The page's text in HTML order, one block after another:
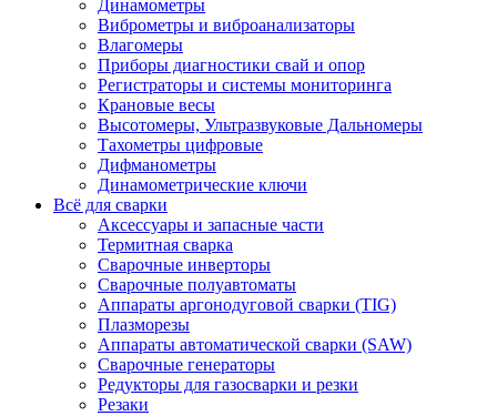
Динамометры
Виброметры и виброанализаторы
Влагомеры
Приборы диагностики свай и опор
Регистраторы и системы мониторинга
Крановые весы
Высотомеры, Ультразвуковые Дальномеры
Тахометры цифровые
Дифманометры
Динамометрические ключи
Всё для сварки
Аксессуары и запасные части
Термитная сварка
Сварочные инверторы
Сварочные полуавтоматы
Аппараты аргонодуговой сварки (TIG)
Плазморезы
Аппараты автоматической сварки (SAW)
Сварочные генераторы
Редукторы для газосварки и резки
Резаки